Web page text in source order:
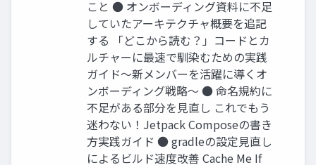
こと ● オンボーディング資料に不⾜
していたアーキテクチャ概要を追記
する 「どこから読む？」コードとカ
ルチャーに最速で馴染むための実践
ガイド〜新メンバーを活躍に導くオ
ンボーディング戦略〜 ● 命名規約に
不⾜がある部分を⾒直し これでもう
迷わない！Jetpack Composeの書き
⽅実践ガイド ● gradleの設定⾒直し
によるビルド速度改善 Cache Me If